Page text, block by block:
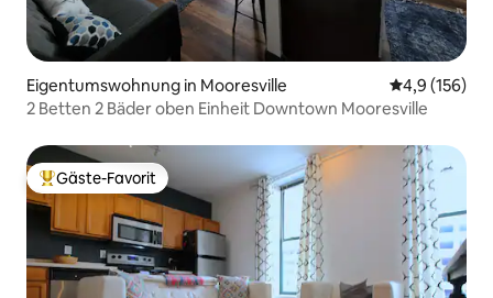
Eigentumswohnung in Mooresville
4,9 (156)
2 Betten 2 Bäder oben Einheit Downtown Mooresville
Beliebter Gäste-Favorit.
Gäste-Favorit